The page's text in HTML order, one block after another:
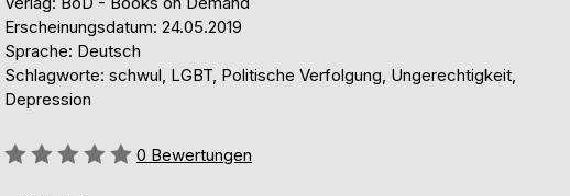
Erscheinungsdatum: 24.05.2019
Sprache: Deutsch
Schlagworte: schwul, LGBT, Politische Verfolgung, Ungerechtigkeit,
Depression
Bewertung::
0 Bewertungen